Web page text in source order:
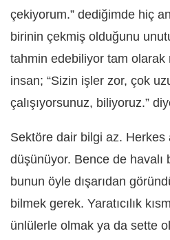
çekiyorum.” dediğimde hiç
birinin çekmiş olduğunu
tahmin edebiliyor tam olarak
insan; “Sizin işler zor, çok
çalışıyorsunuz, biliyoruz.”
Sektöre dair bilgi az. Herkes
düşünüyor. Bence de havalı
bunun öyle dışarıdan
bilmek gerek. Yaratıcılık
ünlülerle olmak ya da sette